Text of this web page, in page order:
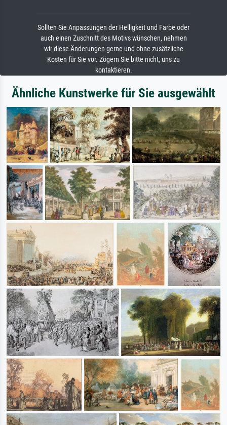
Sollten Sie Anpassungen der Helligkeit und Farbe oder
auch einen Zuschnitt des Motivs wünschen, nehmen
wir diese Änderungen gerne und ohne zusätzliche
Kosten für Sie vor. Zögern Sie bitte nicht, uns zu
kontaktieren.
Ähnliche Kunstwerke für Sie ausgewählt